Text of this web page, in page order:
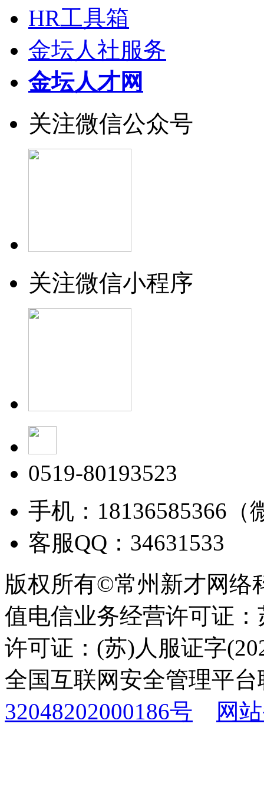
HR工具箱
金坛人社服务
金坛人才网
关注微信公众号
关注微信小程序
0519-80193523
手机：18136585366（
客服QQ：34631533
版权所有©常州新才网络
值电信业务经营许可证
许可证：(苏)人服证字
全国互联网安全管理平
32048202000186号
网